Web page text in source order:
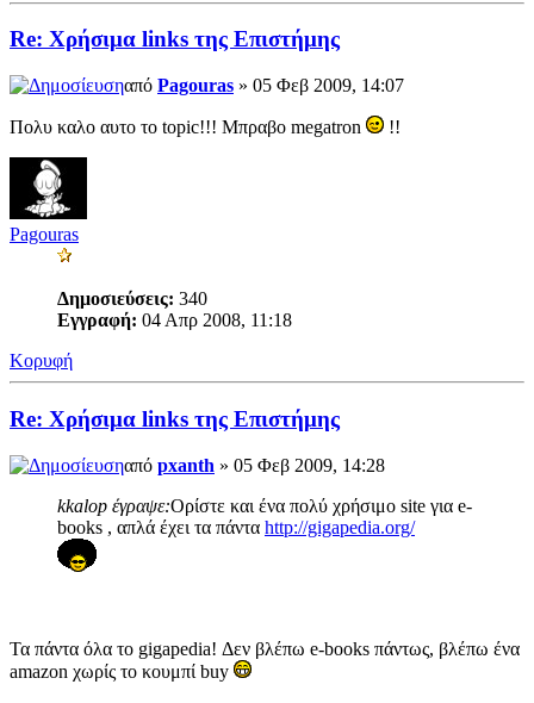
Re: Χρήσιμα links της Επιστήμης
από Pagouras » 05 Φεβ 2009, 14:07
Πολυ καλο αυτο το topic!!! Mπραβο megatron !!
Pagouras
Δημοσιεύσεις: 340
Εγγραφή: 04 Απρ 2008, 11:18
Κορυφή
Re: Χρήσιμα links της Επιστήμης
από pxanth » 05 Φεβ 2009, 14:28
kkalop έγραψε:Ορίστε και ένα πολύ χρήσιμο site για e-
books , απλά έχει τα πάντα http://gigapedia.org/
Τα πάντα όλα το gigapedia! Δεν βλέπω e-books πάντως, βλέπω ένα
amazon χωρίς το κουμπί buy